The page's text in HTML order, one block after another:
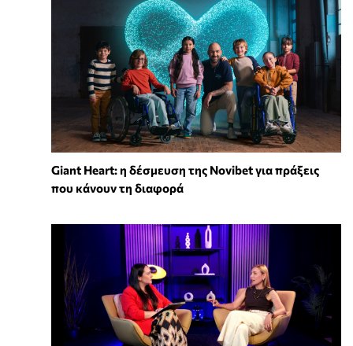
Giant Heart: η δέσμευση της Novibet για πράξεις
που κάνουν τη διαφορά